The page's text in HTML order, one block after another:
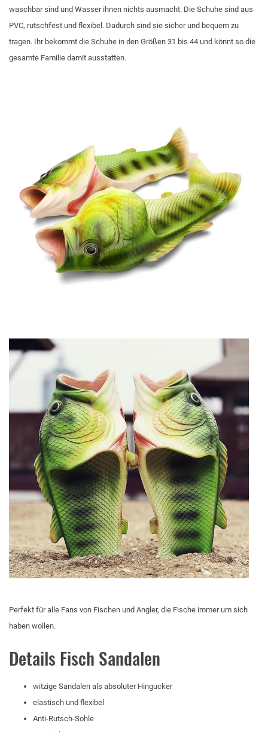
waschbar sind und Wasser ihnen nichts ausmacht. Die Schuhe sind aus
PVC, rutschfest und flexibel. Dadurch sind sie sicher und bequem zu
tragen. Ihr bekommt die Schuhe in den Größen 31 bis 44 und könnt so die
gesamte Familie damit ausstatten.
Perfekt für alle Fans von Fischen und Angler, die Fische immer um sich
haben wollen.
Details Fisch Sandalen
witzige Sandalen als absoluter Hingucker
elastisch und flexibel
Anti-Rutsch-Sohle